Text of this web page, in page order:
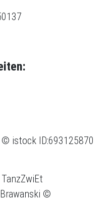
istock ID:693125870
©